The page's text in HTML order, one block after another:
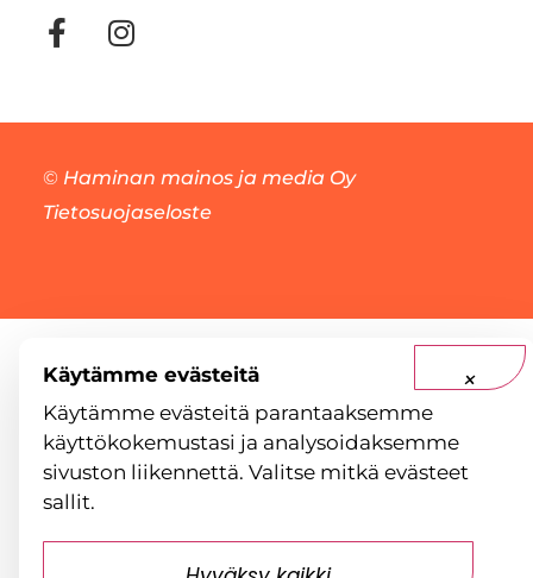
© Haminan mainos ja media Oy
Tietosuojaseloste
×
Käytämme evästeitä
Käytämme evästeitä parantaaksemme
käyttökokemustasi ja analysoidaksemme
sivuston liikennettä. Valitse mitkä evästeet
sallit.